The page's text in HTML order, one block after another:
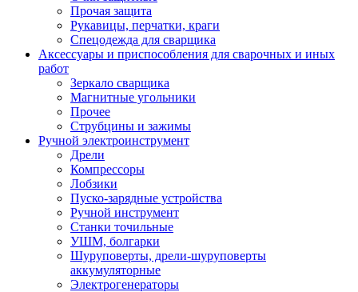
Прочая защита
Рукавицы, перчатки, краги
Спецодежда для сварщика
Аксессуары и приспособления для сварочных и иных
работ
Зеркало сварщика
Магнитные угольники
Прочее
Струбцины и зажимы
Ручной электроинструмент
Дрели
Компрессоры
Лобзики
Пуско-зарядные устройства
Ручной инструмент
Станки точильные
УШМ, болгарки
Шуруповерты, дрели-шуруповерты
аккумуляторные
Электрогенераторы